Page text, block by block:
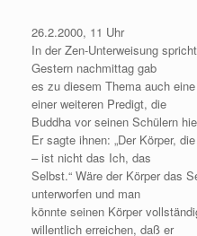
26.2.2000, 11 Uhr
In der Zen-Unterweisung
Gestern nachmittag gab
es zu diesem Thema auch
einer weiteren Predigt, die
Buddha vor seinen Schülern
Er sagte ihnen: „Der Körper,
– ist nicht das Ich, das
Selbst.“ Wäre der Körper das
unterworfen und man
könnte seinen Körper
willentlich erreichen, daß er